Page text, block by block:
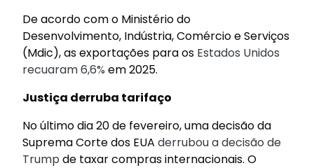
De acordo com o Ministério do
Desenvolvimento, Indústria, Comércio e Serviços
(Mdic), as exportações para os Estados Unidos
recuaram 6,6% em 2025.
Justiça derruba tarifaço
No último dia 20 de fevereiro, uma decisão da
Suprema Corte dos EUA derrubou a decisão de
Trump de taxar compras internacionais. O